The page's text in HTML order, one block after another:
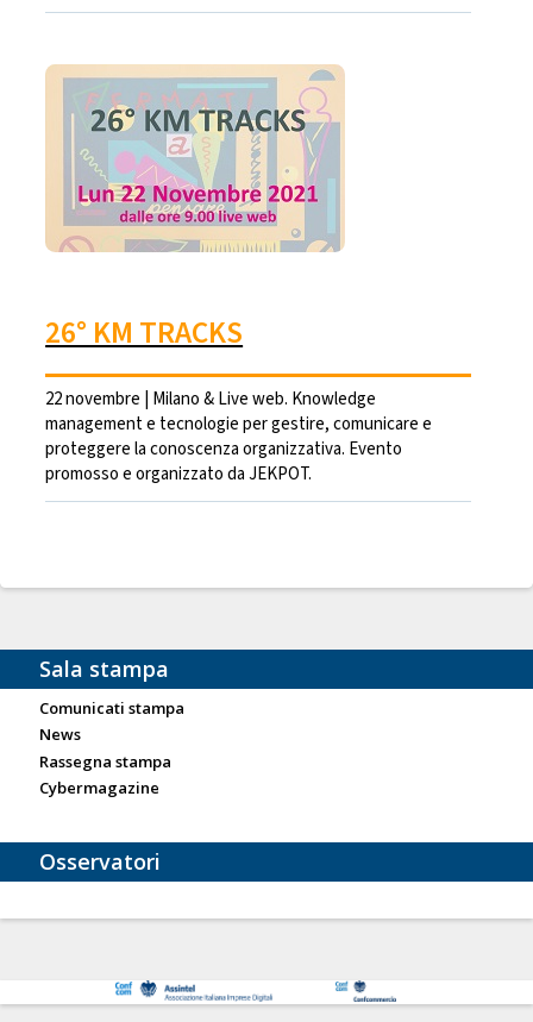
26° KM TRACKS
22 novembre | Milano & Live web. Knowledge
management e tecnologie per gestire, comunicare e
proteggere la conoscenza organizzativa. Evento
promosso e organizzato da JEKPOT.
Sala stampa
Comunicati stampa
News
Rassegna stampa
Cybermagazine
Osservatori